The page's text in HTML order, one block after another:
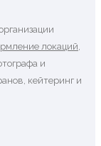
локаций
и
кейтеринг и